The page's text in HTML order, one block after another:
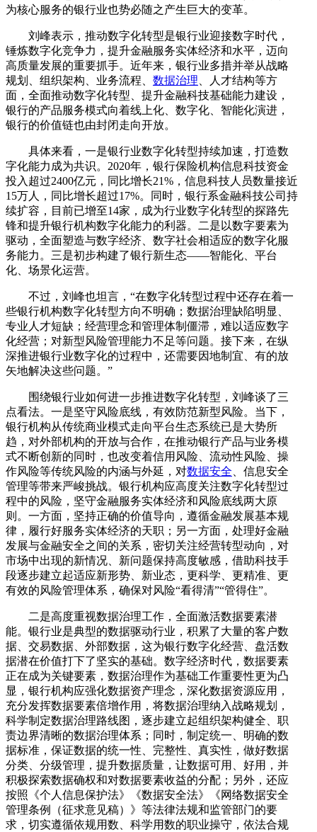
为核心服务的银行业也势必随之产生巨大的变革。
刘峰表示，推动数字化转型是银行业迎接数字时代，
锤炼数字化竞争力，提升金融服务实体经济和水平，迈向
高质量发展的重要抓手。近年来，银行业多措并举从战略
规划、组织架构、业务流程、 数据治理 、人才结构等方
面，全面推动数字化转型、提升金融科技基础能力建设，
银行的产品服务模式向着线上化、数字化、智能化演进，
银行的价值链也由封闭走向开放。
具体来看，一是银行业数字化转型持续加速，打造数
字化能力成为共识。2020年，银行保险机构信息科技资金
投入超过2400亿元，同比增长21%，信息科技人员数量接近
15万人，同比增长超过17%。同时，银行系金融科技公司持
续扩容，目前已增至14家，成为行业数字化转型的探路先
锋和提升银行机构数字化能力的利器。二是以数字要素为
驱动，全面塑造与数字经济、数字社会相适应的数字化服
务能力。三是初步构建了银行新生态——智能化、平台
化、场景化运营。
不过，刘峰也坦言，“在数字化转型过程中还存在着一
些银行机构数字化转型方向不明确；数据治理缺陷明显、
专业人才短缺；经营理念和管理体制僵滞，难以适应数字
化经营；对新型风险管理能力不足等问题。接下来，在纵
深推进银行业数字化的过程中，还需要因地制宜、有的放
矢地解决这些问题。”
围绕银行业如何进一步推进数字化转型，刘峰谈了三
点看法。一是坚守风险底线，有效防范新型风险。当下，
银行机构从传统商业模式走向平台生态系统已是大势所
趋，对外部机构的开放与合作，在推动银行产品与业务模
式不断创新的同时，也改变着信用风险、流动性风险、操
作风险等传统风险的内涵与外延，对数据安全 、信息安全
管理等带来严峻挑战。银行机构应高度关注数字化转型过
程中的风险，坚守金融服务实体经济和风险底线两大原
则。一方面，坚持正确的价值导向，遵循金融发展基本规
律，履行好服务实体经济的天职；另一方面，处理好金融
发展与金融安全之间的关系，密切关注经营转型动向，对
市场中出现的新情况、新问题保持高度敏感，借助科技手
段逐步建立起适应新形势、新业态，更科学、更精准、更
有效的风险管理体系，确保对风险“看得清”“管得住”。
二是高度重视数据治理工作，全面激活数据要素潜
能。银行业是典型的数据驱动行业，积累了大量的客户数
据、交易数据、外部数据，这为银行数字化经营、盘活数
据潜在价值打下了坚实的基础。数字经济时代，数据要素
正在成为关键要素，数据治理作为基础工作重要性更为凸
显，银行机构应强化数据资产理念，深化数据资源应用，
充分发挥数据要素倍增作用，将数据治理纳入战略规划，
科学制定数据治理路线图，逐步建立起组织架构健全、职
责边界清晰的数据治理体系；同时，制定统一、明确的数
据标准，保证数据的统一性、完整性、真实性，做好数据
分类、分级管理，提升数据质量，让数据可用、好用，并
积极探索数据确权和对数据要素收益的分配；另外，还应
按照《个人信息保护法》《数据安全法》《网络数据安全
管理条例（征求意见稿）》等法律法规和监管部门的要
求，切实遵循依规用数、科学用数的职业操守，依法合规